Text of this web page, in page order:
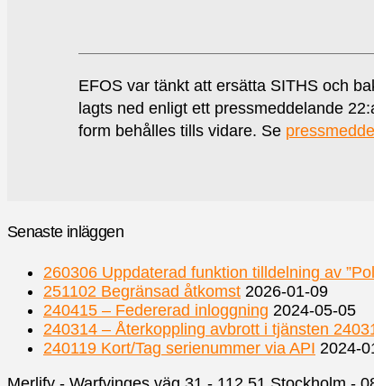
EFOS var tänkt att ersätta SITHS och
lagts ned enligt ett pressmeddelande
form behålles tills vidare. Se
Senaste inläggen
260306 Uppdaterad funktion tilldelning av
251102 Begränsad åtkomst 2026-01-09
240415 – Federerad inloggning 2024-05-05
240314 – Återkoppling avbrott i tjänsten
240119 Kort/Tag serienummer via API 2024-